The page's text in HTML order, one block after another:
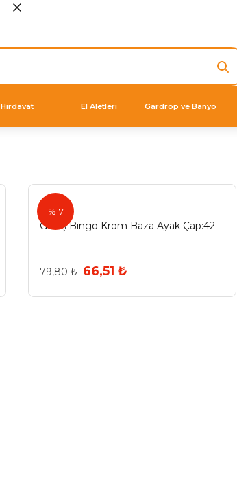
Hırdavat El Aletleri Gardrop ve Banyo
%17
Eroğlu
Geniş Bingo Krom Baza Ayak Çap:42
79,80 ₺ 66,51 ₺